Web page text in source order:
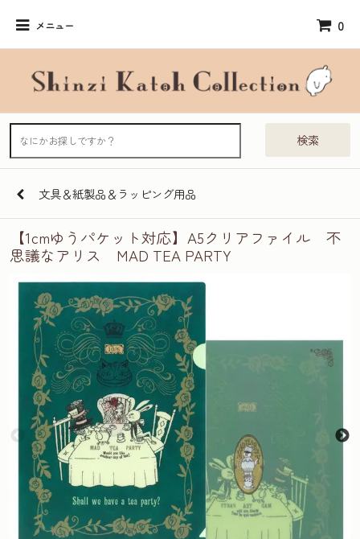
メニュー 0
検索
文具＆紙製品＆ラッピング用品
【1cmゆうパケット対応】A5クリアファイル 不
思議なアリス MAD TEA PARTY